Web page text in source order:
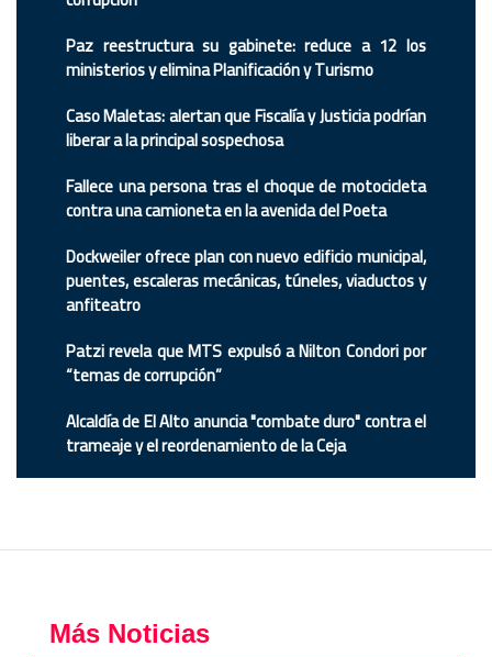
Paz reestructura su gabinete: reduce a 12 los
ministerios y elimina Planificación y Turismo
Caso Maletas: alertan que Fiscalía y Justicia podrían
liberar a la principal sospechosa
Fallece una persona tras el choque de motocicleta
contra una camioneta en la avenida del Poeta
Dockweiler ofrece plan con nuevo edificio municipal,
puentes, escaleras mecánicas, túneles, viaductos y
anfiteatro
Patzi revela que MTS expulsó a Nilton Condori por
“temas de corrupción”
Alcaldía de El Alto anuncia "combate duro" contra el
trameaje y el reordenamiento de la Ceja
Más Noticias